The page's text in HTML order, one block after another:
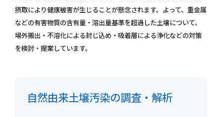
摂取により健康被害が生じることが懸念されます。よって、重金属
などの有害物質の含有量・溶出量基準を超過した土壌について、
場外搬出・不溶化による封じ込め・吸着層による浄化などの対策
を検討・提案しています。
自然由来土壌汚染の調査・解析